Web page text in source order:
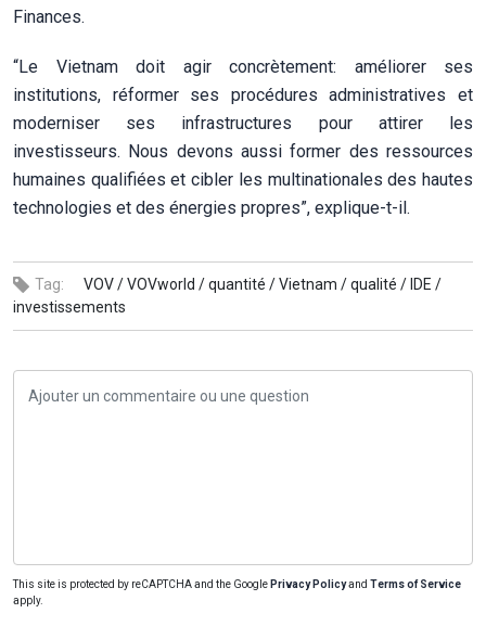
Finances.
“Le Vietnam doit agir concrètement: améliorer ses
institutions, réformer ses procédures administratives et
moderniser ses infrastructures pour attirer les
investisseurs. Nous devons aussi former des ressources
humaines qualifiées et cibler les multinationales des hautes
technologies et des énergies propres”, explique-t-il.
Tag: VOV /VOVworld /quantité /Vietnam /qualité / IDE /
investissements
This site is protected by reCAPTCHA and the Google Privacy Policyand Terms of Service
apply.